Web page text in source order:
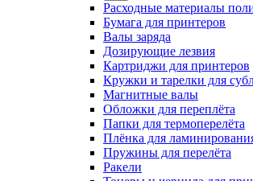
Расходные материалы
Бумага для принтеров
Валы заряда
Дозирующие лезвия
Картриджи для принтеров
Кружки и тарелки для
Магнитные валы
Обложки для переплёта
Папки для термоперелёта
Плёнка для
Пружины для перелёта
Ракели